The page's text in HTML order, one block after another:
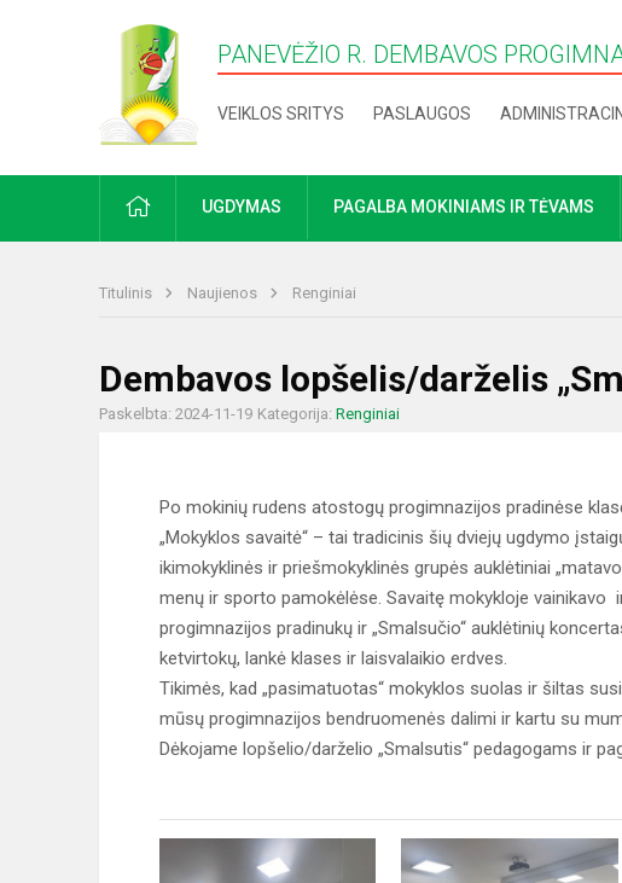
PANEVĖŽIO R. DEMBAVOS
VEIKLOS SRITYS PASLAUGOS
PRADŽIAUGDYMAS PAGALBA MOKINIAMS IR TĖVAMS
Titulinis Naujienos Renginiai
Dembavos lopšelis/darželis
Paskelbta: 2024-11-19 Kategorija: Renginiai
Po mokinių rudens atostogų progimnazijos pradinėse
„Mokyklos savaitė“ – tai tradicinis šių dviejų ugdymo
ikimokyklinės ir priešmokyklinės grupės auklėtiniai
menų ir sporto pamokėlėse. Savaitę mokykloje
progimnazijos pradinukų ir „Smalsučio“ auklėtinių
ketvirtokų, lankė klases ir laisvalaikio erdves.
Tikimės, kad „pasimatuotas“ mokyklos suolas ir šiltas
mūsų progimnazijos bendruomenės dalimi ir kartu su
Dėkojame lopšelio/darželio „Smalsutis“ pedagogams ir